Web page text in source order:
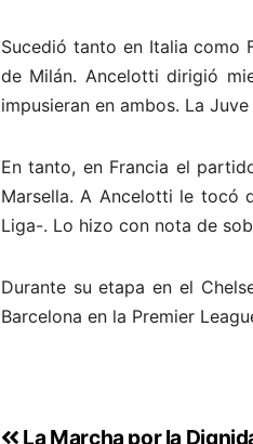
Sucedió tanto en Italia como
de Milán. Ancelotti dirigió
impusieran en ambos. La
En tanto, en Francia el
Marsella. A Ancelotti le tocó
Liga-. Lo hizo con nota de
Durante su etapa en el
Barcelona en la Premier
La Marcha por la